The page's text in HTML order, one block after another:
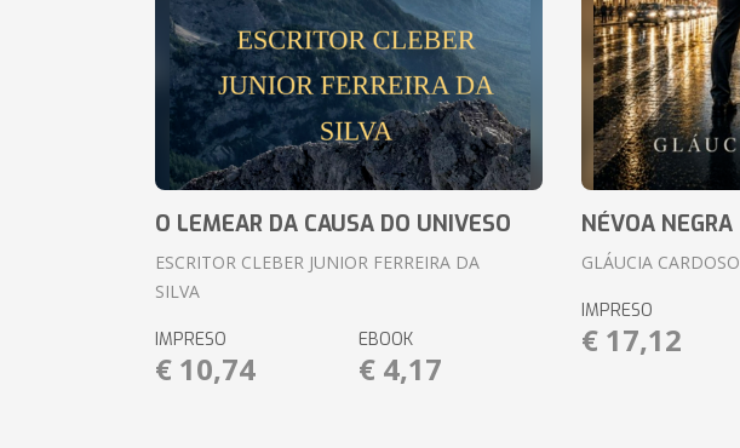
O LEMEAR DA CAUSA DO UNIVESO
ESCRITOR CLEBER JUNIOR FERREIRA DA
SILVA
IMPRESO
€ 10,74
EBOOK
€ 4,17
NÉVOA NEGRA
GLÁUCIA CARDOSO
IMPRESO
€ 17,12